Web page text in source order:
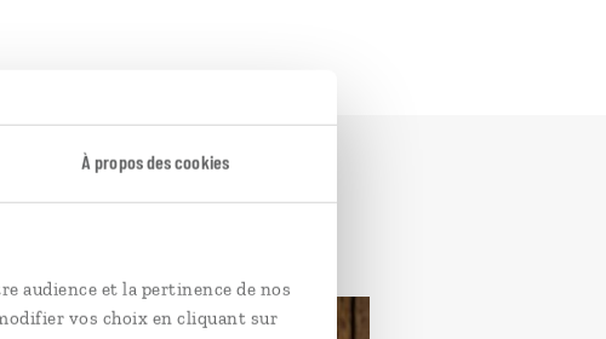
À propos des cookies
audience et la pertinence de nos
vos choix en cliquant sur